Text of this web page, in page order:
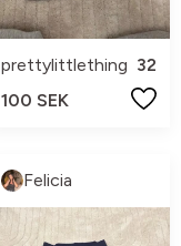
prettylittlething 32
100 SEK
Felicia